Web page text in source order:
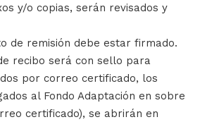
y/o copias, serán revisados y
de remisión debe estar firmado.
recibo será con sello para
por correo certificado, los
al Fondo Adaptación en sobre
certificado), se abrirán en